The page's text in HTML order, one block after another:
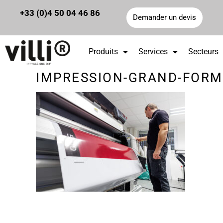
Panneau de gestion des cookies
+33 (0)4 50 04 46 86 Demander un devis
Produits Services Secteurs
IMPRESSION-GRAND-